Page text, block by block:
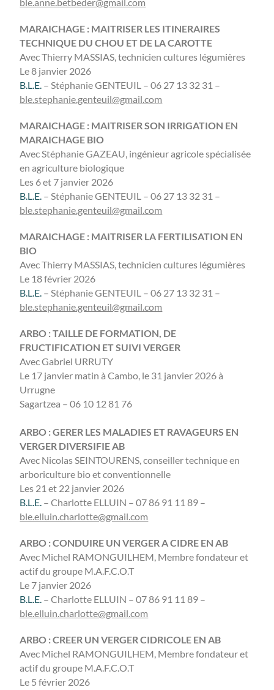
MARAICHAGE : MAITRISER LES ITINERAIRES
TECHNIQUE DU CHOU ET DE LA CAROTTE
Avec Thierry MASSIAS, technicien cultures légumières
Le 8 janvier 2026
B.L.E. – Stéphanie GENTEUIL – 06 27 13 32 31 –
ble.stephanie.genteuil@gmail.com
MARAICHAGE : MAITRISER SON IRRIGATION EN
MARAICHAGE BIO
Avec Stéphanie GAZEAU, ingénieur agricole spécialisée
en agriculture biologique
Les 6 et 7 janvier 2026
B.L.E. – Stéphanie GENTEUIL – 06 27 13 32 31 –
ble.stephanie.genteuil@gmail.com
MARAICHAGE : MAITRISER LA FERTILISATION EN
BIO
Avec Thierry MASSIAS, technicien cultures légumières
Le 18 février 2026
B.L.E. – Stéphanie GENTEUIL – 06 27 13 32 31 –
ble.stephanie.genteuil@gmail.com
ARBO : TAILLE DE FORMATION, DE
FRUCTIFICATION ET SUIVI VERGER
Avec Gabriel URRUTY
Le 17 janvier matin à Cambo, le 31 janvier 2026 à
Urrugne
Sagartzea – 06 10 12 81 76
ARBO : GERER LES MALADIES ET RAVAGEURS EN
VERGER DIVERSIFIE AB
Avec Nicolas SEINTOURENS, conseiller technique en
arboriculture bio et conventionnelle
Les 21 et 22 janvier 2026
B.L.E. – Charlotte ELLUIN – 07 86 91 11 89 –
ble.elluin.charlotte@gmail.com
ARBO : CONDUIRE UN VERGER A CIDRE EN AB
Avec Michel RAMONGUILHEM, Membre fondateur et
actif du groupe M.A.F.C.O.T
Le 7 janvier 2026
B.L.E. – Charlotte ELLUIN – 07 86 91 11 89 –
ble.elluin.charlotte@gmail.com
ARBO : CREER UN VERGER CIDRICOLE EN AB
Avec Michel RAMONGUILHEM, Membre fondateur et
actif du groupe M.A.F.C.O.T
Le 5 février 2026